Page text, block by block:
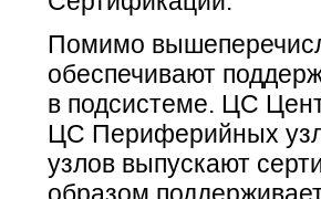
Помимо
обеспечивают
в подсистеме. ЦC
ЦС Периферийных
узлов выпускают